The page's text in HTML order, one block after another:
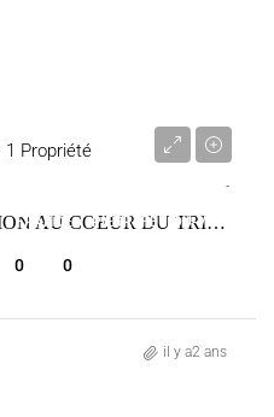
1 Propriété
FRANCE PIERREFEU-DU-VARUN OUTIL DE PRODUCTION AU COEUR DU TRIANGLE D’OR DES CÔTES DE PROVENCE
0 0
il y a2 ans